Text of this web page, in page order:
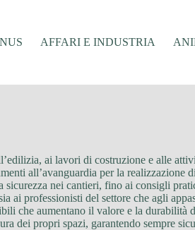
AFFARI E INDUSTRIA
ai lavori di costruzione e alle
all’avanguardia per la realizzazione
nei cantieri, fino ai consigli
ai professionisti del settore che agli
che aumentano il valore e la
dei propri spazi, garantendo sempre